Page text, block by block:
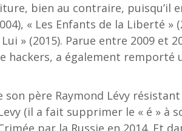
bien au contraire, puisqu’il
« Les Enfants de la Liberté »
Lui » (2015). Parue entre 2009
a également remporté
père Raymond Lévy
(il a fait supprimer le « é »
par la Russie en 2014. Et